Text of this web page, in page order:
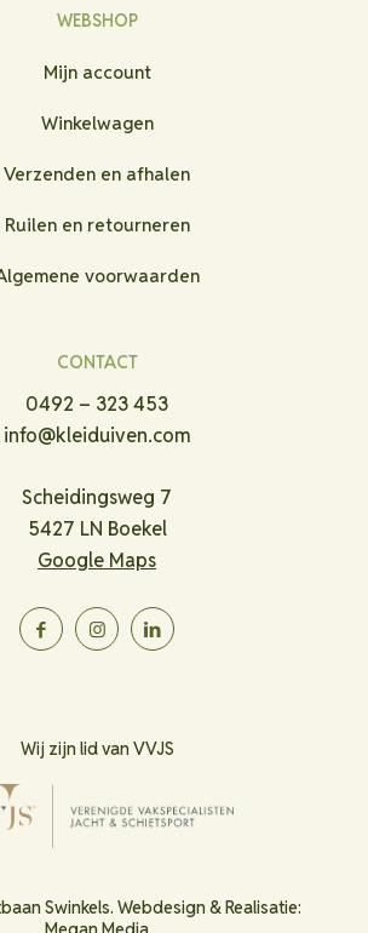
WEBSHOP
Mijn account
Winkelwagen
Verzenden en afhalen
Ruilen en retourneren
voorwaarden
CONTACT
0492 – 323 453
info@kleiduiven.com
Scheidingsweg 7
5427 LN Boekel
Google Maps
Wij zijn lid van VVJS
Swinkels. Webdesign & Realisatie: